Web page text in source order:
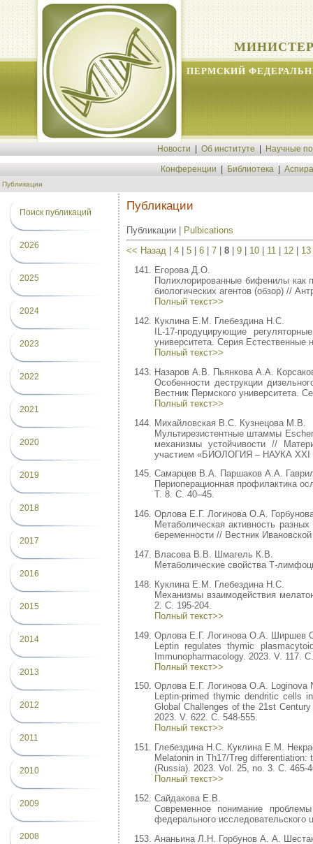
ПЕРМСКИЙ
Новости Об институте Научные
Конференции Библиотека
Публикации
Поиск публикаций
2026
2025
2024
2023
2022
2021
2020
2019
2018
2017
2016
2015
2014
2013
2012
2011
2010
2009
2008
Публикации
Публикации | Pulbications
<< Назад
4 5 6 7 8 9 10 11 12 13
Егорова Д.О.
Полихлорированные бифенилы как
биологических агентов (обзор) //
Полный текст>>
Куклина Е.М. Глебездина Н.С.
IL-17-продуцирующие
университета. Серия
Полный текст>>
Назаров А.В. Пьянкова А.А.
Особенности деструкции
Вестник Пермского университета.
Полный текст>>
Михайловская В.С. Кузнецова М.В.
Мультирезистентные штаммы
механизмы устойчивости //
участием «БИОЛОГИЯ – НАУКА
Самарцев В.А. Паршаков А.А.
Периоперационная профилактика
Т. 8. С. 40–45.
Орлова Е.Г. Логинова О.А.
Метаболическая активность
беременности // Вестник
Власова В.В. Шмагель К.В.
Метаболические свойства Т-
Куклина Е.М. Глебездина Н.С.
Механизмы взаимодействия
2. С. 195-204.
Полный текст>>
Орлова Е.Г. Логинова О.А. Ширшев
Leptin regulates thymic
Immunopharmacology. 2023. V. 117.
Полный текст>>
Орлова Е.Г. Логинова О.А. Loginova
Leptin-primed thymic dendritic cells
Global Challenges of the 21st
2023. V. 622. С. 548-555.
Полный текст>>
Глебездина Н.С. Куклина Е.М.
Melatonin in Th17/Treg
(Russia). 2023. Vol. 25, no. 3. С. 465-
Полный текст>>
Сайдакова Е.В.
Современное понимание
федерального
Ананьина Л.Н. Горбунов А. А.